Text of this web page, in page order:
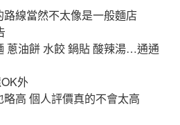
線當然不太像是一般麵店
蔥油餅 水餃 鍋貼 酸辣湯…通通
外
高 個人評價真的不會太高